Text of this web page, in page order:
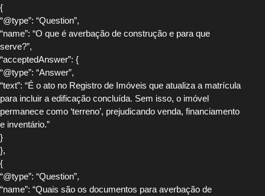
{
“@type”: “Question”,
“name”: “O que é averbação de construção e para que
serve?”,
“acceptedAnswer”: {
“@type”: “Answer”,
“text”: “É o ato no Registro de Imóveis que atualiza a matrícula
para incluir a edificação concluída. Sem isso, o imóvel
permanece como ‘terreno’, prejudicando venda, financiamento
e inventário.”
}
},
{
“@type”: “Question”,
“name”: “Quais são os documentos para averbação de